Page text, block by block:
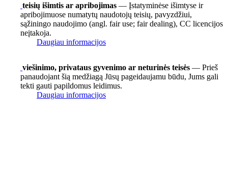
teisių išimtis ar apribojimas — Įstatyminėse išimtyse ir
apribojimuose numatytų naudotojų teisių, pavyzdžiui,
sąžiningo naudojimo (angl. fair use; fair dealing), CC licencijos
neįtakoja.
Daugiau informacijos
viešinimo, privataus gyvenimo ar neturinės teisės — Prieš
panaudojant šią medžiagą Jūsų pageidaujamu būdu, Jums gali
tekti gauti papildomus leidimus.
Daugiau informacijos